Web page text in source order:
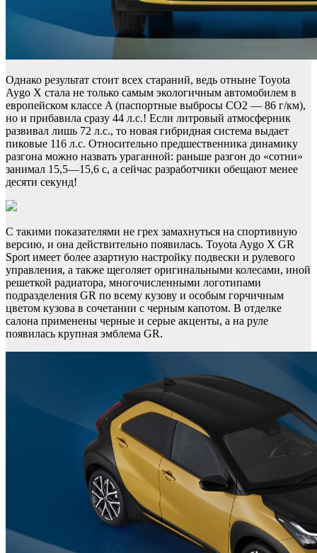
Однако результат стоит всех стараний, ведь отныне Toyota
Aygo X стала не только самым экологичным автомобилем в
европейском классе A (паспортные выбросы CO2 — 86 г/км),
но и прибавила сразу 44 л.с.! Если литровый атмосферник
развивал лишь 72 л.с., то новая гибридная система выдает
пиковые 116 л.с. Относительно предшественника динамику
разгона можно назвать ураганной: раньше разгон до «сотни»
занимал 15,5—15,6 с, а сейчас разработчики обещают менее
десяти секунд!
С такими показателями не грех замахнуться на спортивную
версию, и она действительно появилась. Toyota Aygo X GR
Sport имеет более азартную настройку подвески и рулевого
управления, а также щеголяет оригинальными колесами, иной
решеткой радиатора, многочисленными логотипами
подразделения GR по всему кузову и особым горчичным
цветом кузова в сочетании с черным капотом. В отделке
салона применены черные и серые акценты, а на руле
появилась крупная эмблема GR.